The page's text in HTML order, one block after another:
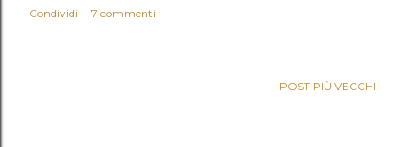
Condividi 7 commenti
POST PIÙ VECCHI